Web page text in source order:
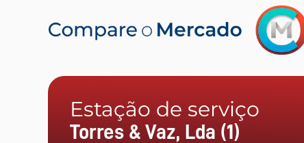
Estação de serviço
Torres & Vaz, Lda (1)